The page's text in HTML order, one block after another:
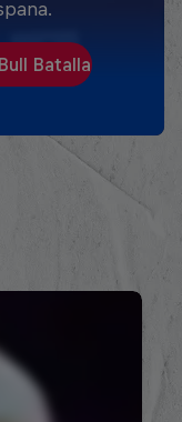
Batalla